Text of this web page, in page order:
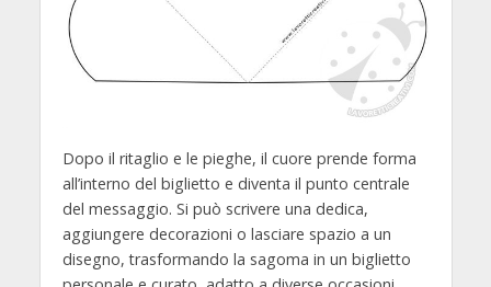
Dopo il ritaglio e le pieghe, il cuore prende forma
all’interno del biglietto e diventa il punto centrale
del messaggio. Si può scrivere una dedica,
aggiungere decorazioni o lasciare spazio a un
disegno, trasformando la sagoma in un biglietto